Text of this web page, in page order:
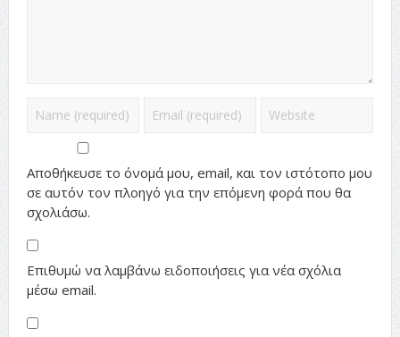
Αποθήκευσε το όνομά μου, email, και τον ιστότοπο μου
σε αυτόν τον πλοηγό για την επόμενη φορά που θα
σχολιάσω.
Επιθυμώ να λαμβάνω ειδοποιήσεις για νέα σχόλια
μέσω email.